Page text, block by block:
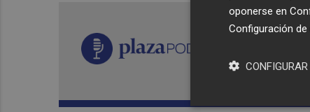
oponerse en
Configuración
CONFIGURAR